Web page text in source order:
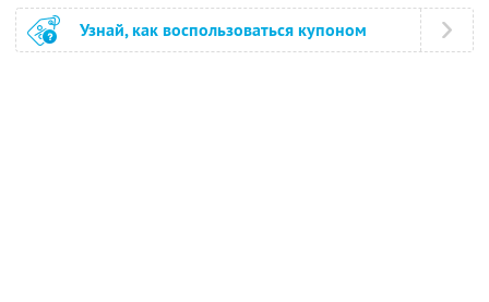
Узнай, как воспользоваться купоном